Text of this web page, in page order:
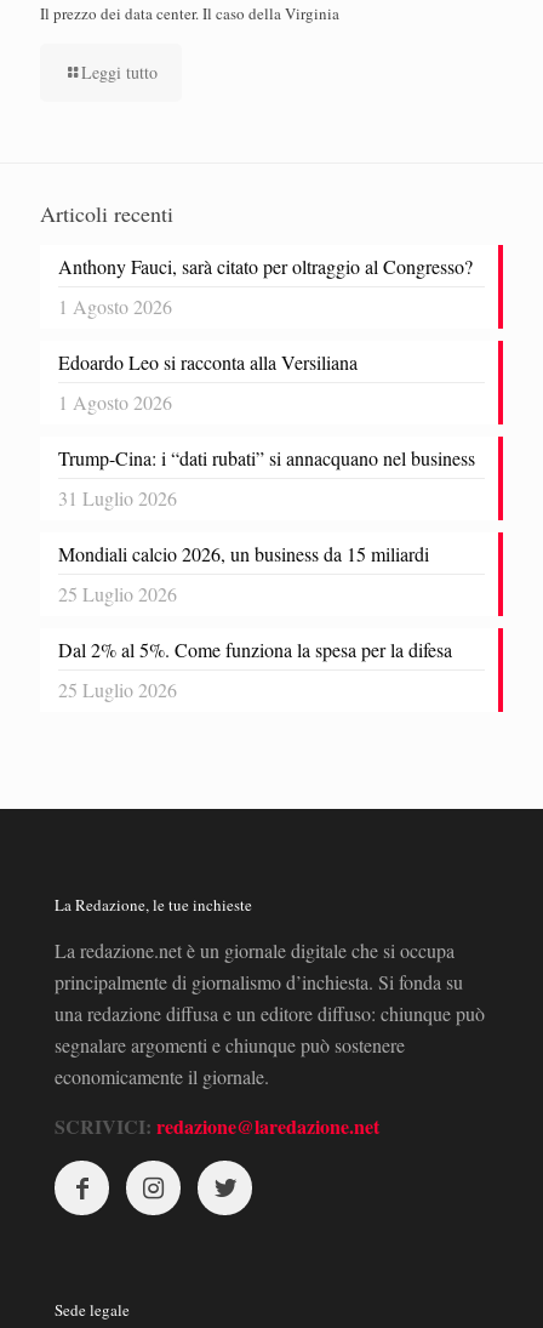
Il prezzo dei data center. Il caso della Virginia
Leggi tutto
Articoli recenti
Anthony Fauci, sarà citato per oltraggio al Congresso?
1 Agosto 2026
Edoardo Leo si racconta alla Versiliana
1 Agosto 2026
Trump-Cina: i “dati rubati” si annacquano nel business
31 Luglio 2026
Mondiali calcio 2026, un business da 15 miliardi
25 Luglio 2026
Dal 2% al 5%. Come funziona la spesa per la difesa
25 Luglio 2026
La Redazione, le tue inchieste
La redazione.net è un giornale digitale che si occupa
principalmente di giornalismo d’inchiesta. Si fonda su
una redazione diffusa e un editore diffuso: chiunque può
segnalare argomenti e chiunque può sostenere
economicamente il giornale.
SCRIVICI: redazione@laredazione.net
Sede legale